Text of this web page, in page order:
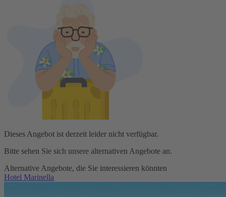
Dieses Angebot ist derzeit leider nicht verfügbar.
Bitte sehen Sie sich unsere alternativen Angebote an.
Alternative Angebote, die Sie interessieren könnten
Hotel Marinella